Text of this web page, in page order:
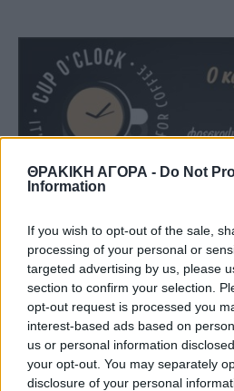
ΘΡΑΚΙΚΗ ΑΓΟΡΑ - Do Not
Information
If you wish to opt-out of the sale,
processing of your personal or
targeted advertising by us, please
section to confirm your selection.
opt-out request is processed you
interest-based ads based on
us or personal information
your opt-out. You may separately
disclosure of your personal